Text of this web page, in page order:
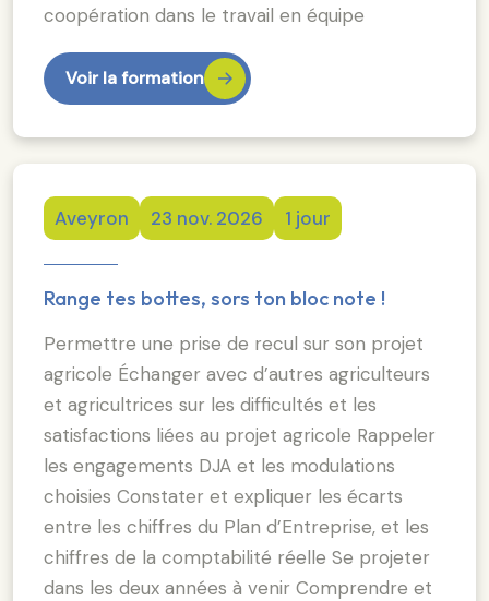
coopération dans le travail en équipe
Voir la formation
Aveyron 23 nov. 2026 1 jour
Range tes bottes, sors ton bloc note !
Permettre une prise de recul sur son projet
agricole Échanger avec d’autres agriculteurs
et agricultrices sur les difficultés et les
satisfactions liées au projet agricole Rappeler
les engagements DJA et les modulations
choisies Constater et expliquer les écarts
entre les chiffres du Plan d’Entreprise, et les
chiffres de la comptabilité réelle Se projeter
dans les deux années à venir Comprendre et